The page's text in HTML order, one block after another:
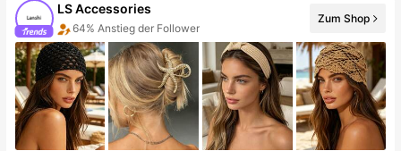
LS Accessories
64% Anstieg der Follower
Zum Shop